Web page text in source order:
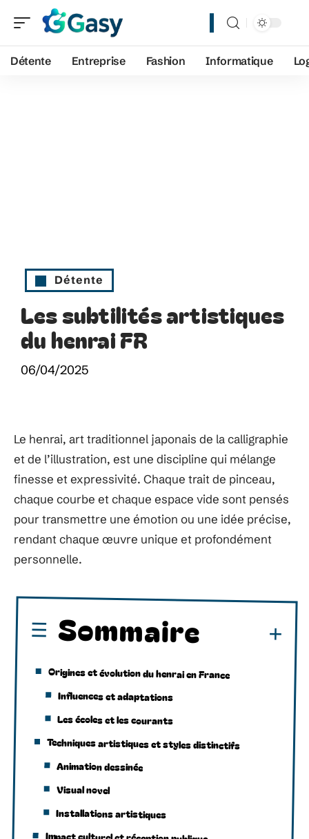
Détente Entreprise Fashion Informatique
Détente
Les subtilités artistiques
du henrai FR
06/04/2025
Le henrai, art traditionnel japonais de la calligraphie
et de l’illustration, est une discipline qui mélange
finesse et expressivité. Chaque trait de pinceau,
chaque courbe et chaque espace vide sont pensés
pour transmettre une émotion ou une idée précise,
rendant chaque œuvre unique et profondément
personnelle.
Sommaire
Origines et évolution du henrai en France
Influences et adaptations
Les écoles et les courants
Techniques artistiques et styles distinctifs
Animation dessinée
Visual novel
Installations artistiques